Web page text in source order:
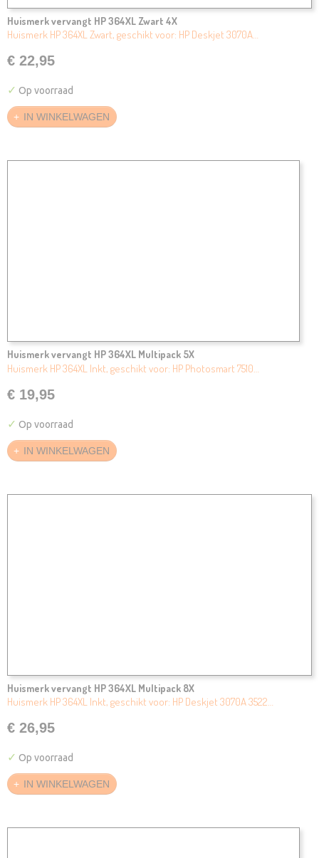
Huismerk vervangt HP 364XL Zwart 4X
Huismerk HP 364XL Zwart, geschikt voor: HP Deskjet 3070A…
€ 22,95
✓ Op voorraad
IN WINKELWAGEN
Huismerk vervangt HP 364XL Multipack 5X
Huismerk HP 364XL Inkt, geschikt voor: HP Photosmart 7510…
€ 19,95
✓ Op voorraad
IN WINKELWAGEN
Huismerk vervangt HP 364XL Multipack 8X
Huismerk HP 364XL Inkt, geschikt voor: HP Deskjet 3070A 3522…
€ 26,95
✓ Op voorraad
IN WINKELWAGEN